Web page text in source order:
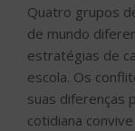
Quatro grupos
de mundo
estratégias de
escola. Os
suas diferenças
cotidiana